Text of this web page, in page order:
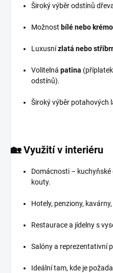
Široký výběr odstínů
Možnost bílé nebo
Luxusnízlatá nebo
Volitelná patina
odstínů).
Široký výběr potahových
🏡Využití v interiéru
Domácnosti –
kouty.
Hotely, penziony,
Restaurace a jídelny s
Salóny a reprezentativní
Ideální tam, kde je